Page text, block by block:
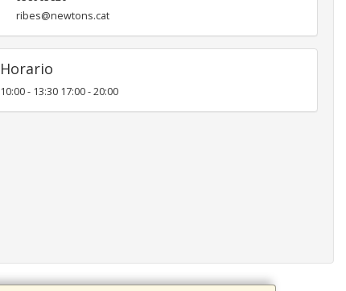
ribes@newtons.cat
Horario
10:00 - 13:30 17:00 - 20:00